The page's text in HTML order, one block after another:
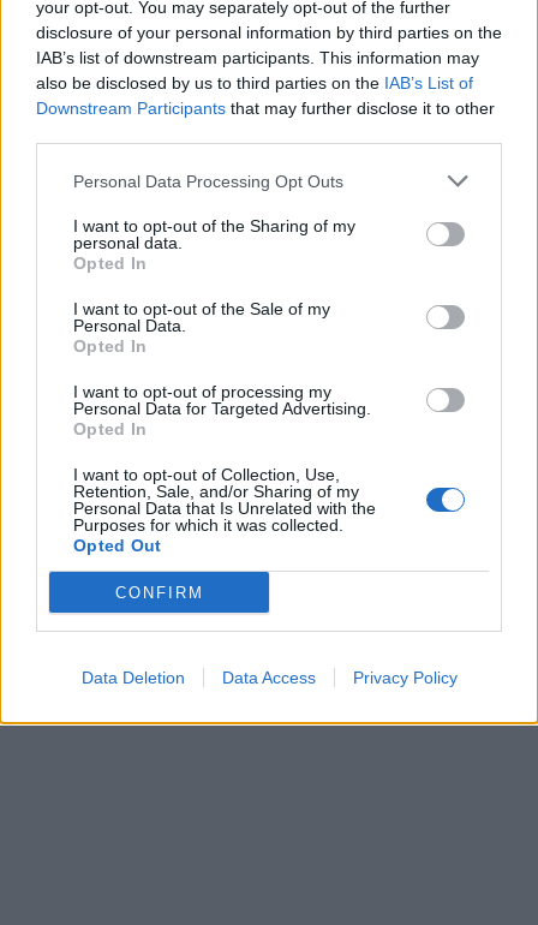
your opt-out. You may separately opt-out of the further
disclosure of your personal information by third parties on the
IAB’s list of downstream participants. This information may
also be disclosed by us to third parties on the IAB’s List of
Downstream Participants that may further disclose it to other
Personal Data Processing Opt Outs
I want to opt-out of the Sharing of my
personal data.
Opted In
I want to opt-out of the Sale of my
Personal Data.
Opted In
I want to opt-out of processing my
Personal Data for Targeted Advertising.
Opted In
I want to opt-out of Collection, Use,
Retention, Sale, and/or Sharing of my
Personal Data that Is Unrelated with the
Purposes for which it was collected.
Opted Out
CONFIRM
Data Deletion Data Access Privacy Policy